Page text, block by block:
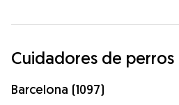
Cuidadores de
Barcelona (1097)